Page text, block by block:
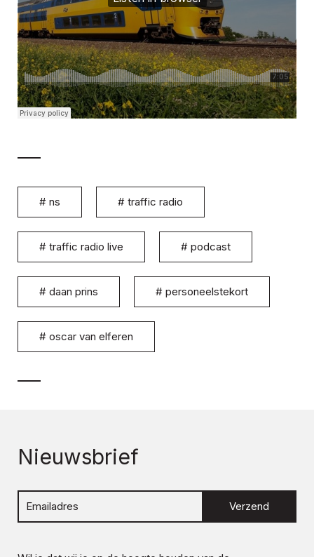
# ns # traffic radio
# traffic radio live # podcast
# daan prins # personeelstekort
# oscar van elferen
Nieuwsbrief
Verzend